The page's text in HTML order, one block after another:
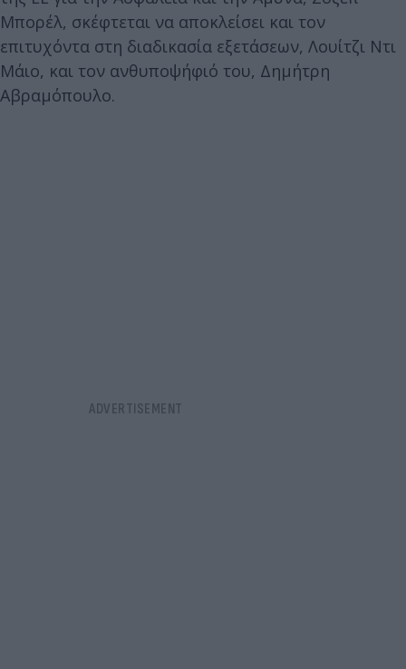
Μπορέλ, σκέφτεται να αποκλείσει και τον
επιτυχόντα στη διαδικασία εξετάσεων, Λουίτζι Ντι
Μάιο, και τον ανθυποψήφιό του, Δημήτρη
Αβραμόπουλο.